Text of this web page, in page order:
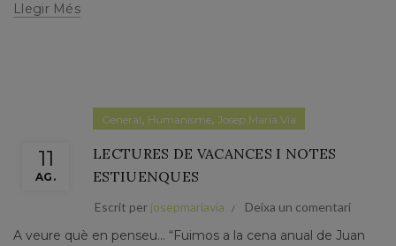
Llegir Més
11
AG.
General, Humanisme, Josep Maria Via
LECTURES DE VACANCES I NOTES
ESTIUENQUES
Escrit per josepmariavia Deixa un comentari
A veure què en penseu... “Fuimos a la cena anual de Juan